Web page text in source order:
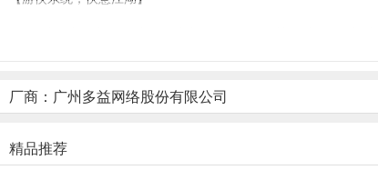
【九大职业，全新玩法】
1、战士、侠客、鬼武者、法师、巫师、巫妖、武僧、术士、阴阳师
厂商：广州多益网络股份有限公司
精品推荐